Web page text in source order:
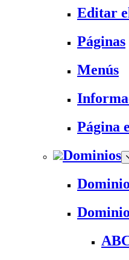
Editar
Páginas
Menús
Página
Dominios